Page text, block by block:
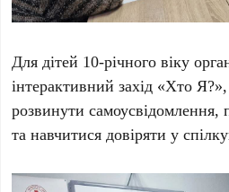
Для дітей 10-річного віку
інтерактивний захід «Хто
розвинути
та навчитися довіряти у